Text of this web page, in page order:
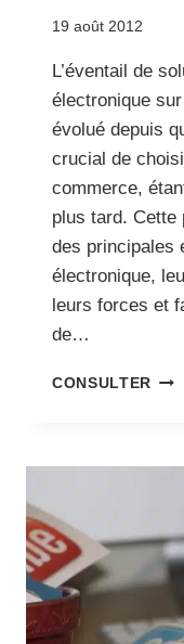
19 août 2012
L’éventail de
électronique
évolué depuis
crucial de
commerce,
plus tard. Cette
des principales
électronique,
leurs forces et
de…
CONSULTER
À